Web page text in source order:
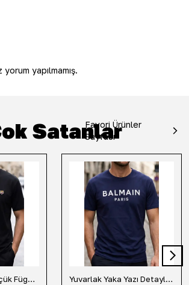
yapılmamış.
Satanlar
Favori Ürünler
Sayfası
Yuvarlak Yaka Küçük Fügür Detaylı Tişört-Siyah Yuvarlak Yaka Yazı Detaylı Tişört-Lacivert